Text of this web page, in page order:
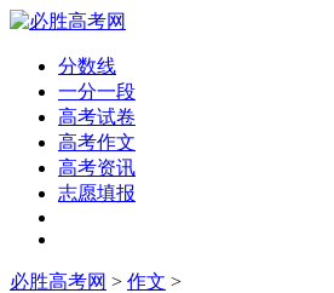
分数线
一分一段
高考试卷
高考作文
高考资讯
志愿填报
必胜高考网 > 作文 >